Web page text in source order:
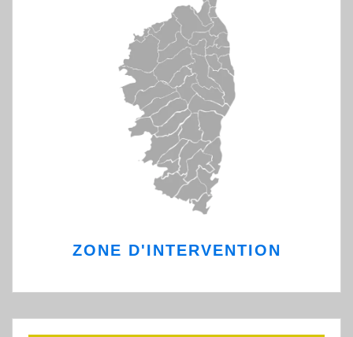
ZONE D'INTERVENTION